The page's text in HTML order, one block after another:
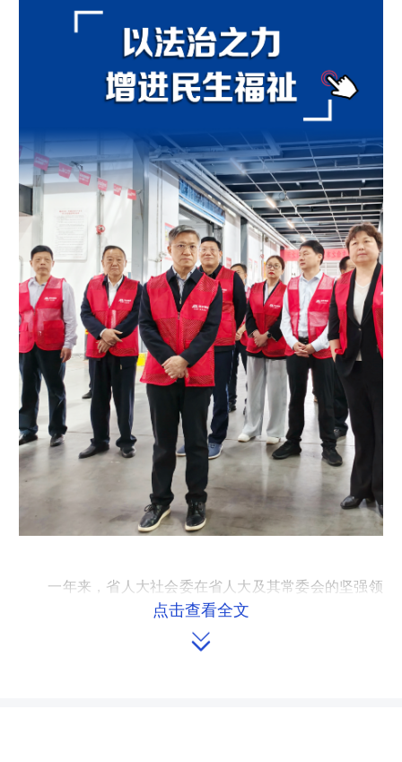
一年来，省人大社会委在省人大及其常委会的坚强领
导下，聚焦护民生、促善治，依法履职、精准发力、务实
点击查看全文
